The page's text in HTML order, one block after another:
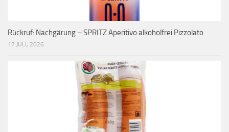
Rückruf: Nachgärung – SPRITZ Aperitivo alkoholfrei Pizzolato
17 JULI, 2026